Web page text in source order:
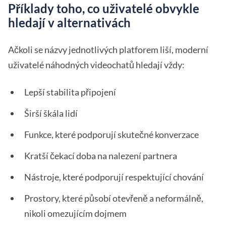
Příklady toho, co uživatelé obvykle
hledají v alternativách
Ačkoli se názvy jednotlivých platforem liší, moderní
uživatelé náhodných videochatů hledají vždy:
Lepší stabilita připojení
Širší škála lidí
Funkce, které podporují skutečné konverzace
Kratší čekací doba na nalezení partnera
Nástroje, které podporují respektující chování
Prostory, které působí otevřeně a neformálně,
nikoli omezujícím dojmem